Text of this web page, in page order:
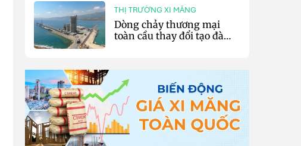
THỊ TRƯỜNG XI MĂNG
Dòng chảy thương mại
toàn cầu thay đổi tạo đà